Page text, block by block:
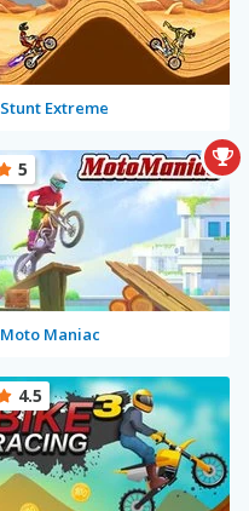
Stunt Extreme
Moto Maniac
5
4.5